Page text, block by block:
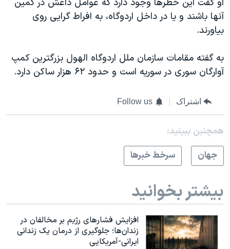
صفحه‌های ویژه
سفر پرزیدنت ترامپ به چین
او گفت این خطرها وجود دارد که عوامل داعش در کمین
آنها باشند و یا در داخل اردوگاه، به افراط گرایی روی
بیاورند.
به گفته مقامات سازمان ملل اردوگاه الهول بزرگترین کمپ
آوارگان سوری در سوریه است و حدود ۶۲ هزار ساکن دارد.
اشتراک Follow us
همچنبن ببینید:
جهان
سرخط خبرها
بیشتر بخوانید
افزایش فشارهای رژیم بر مخالفان در
زندان‌ها؛ جلوگیری از درمان یک زندانی
ایرانی-آمریکایی